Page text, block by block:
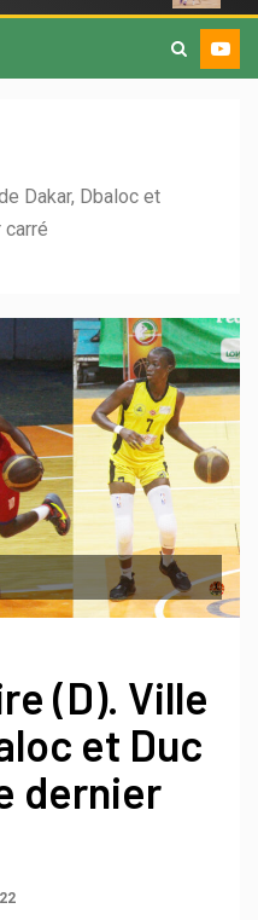
Dakar, Dbaloc et
carré
(D). Ville
et Duc
dernier